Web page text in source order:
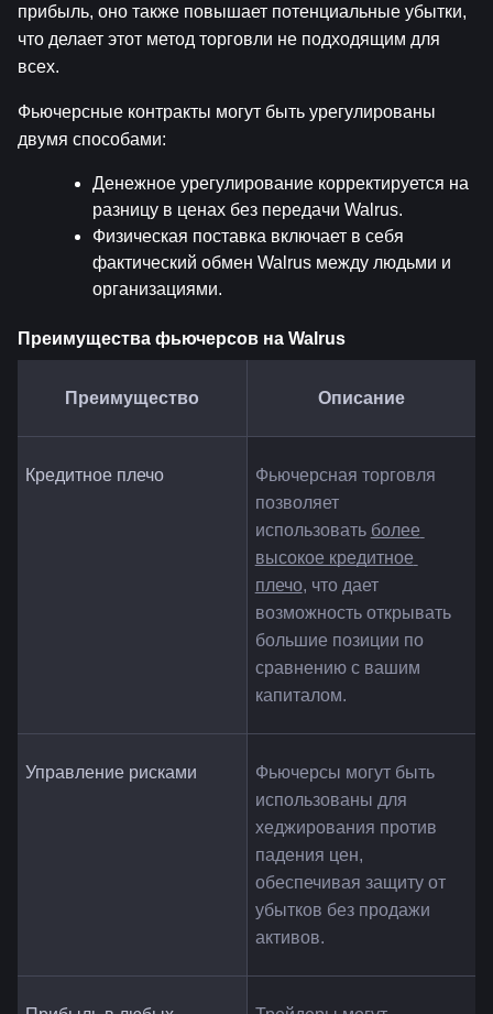
прибыль, оно также повышает потенциальные убытки,
что делает этот метод торговли не подходящим для
всех.
Фьючерсные контракты могут быть урегулированы
двумя способами:
Денежное урегулирование корректируется на
разницу в ценах без передачи Walrus.
Физическая поставка включает в себя
фактический обмен Walrus между людьми и
организациями.
Преимущества фьючерсов на Walrus
Преимущество Описание
Кредитное плечо
Фьючерсная торговля
позволяет
использовать более
высокое кредитное
плечо, что дает
возможность открывать
большие позиции по
сравнению с вашим
капиталом.
Управление рисками
Фьючерсы могут быть
использованы для
хеджирования против
падения цен,
обеспечивая защиту от
убытков без продажи
активов.